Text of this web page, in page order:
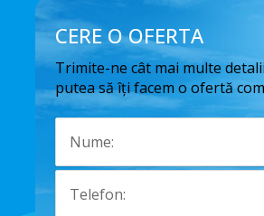
CERE O OFERTA
Trimite-ne cât mai multe
putea să îți facem o ofertă